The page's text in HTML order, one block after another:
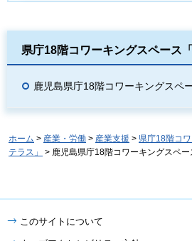
県庁18階コワーキングスペース
鹿児島県庁18階コワーキングスペ
ホーム > 産業・労働 > 産業支援 > 県庁18階コ
テラス」
> 鹿児島県庁18階コワーキングスペー
このサイトについて